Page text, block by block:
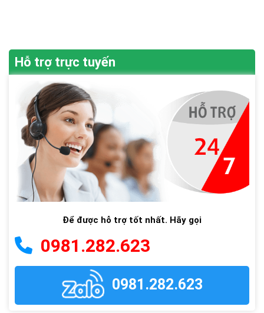
Hỗ trợ trực tuyến
Để được hỗ trợ tốt nhất. Hãy gọi
0981.282.623
0981.282.623